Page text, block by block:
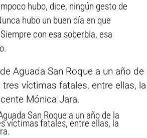
hubo, dice, ningún gesto de
hubo un buen día en que
con esa soberbia, esa
San Roque a un año de la
víctimas fatales, entre ellas, la